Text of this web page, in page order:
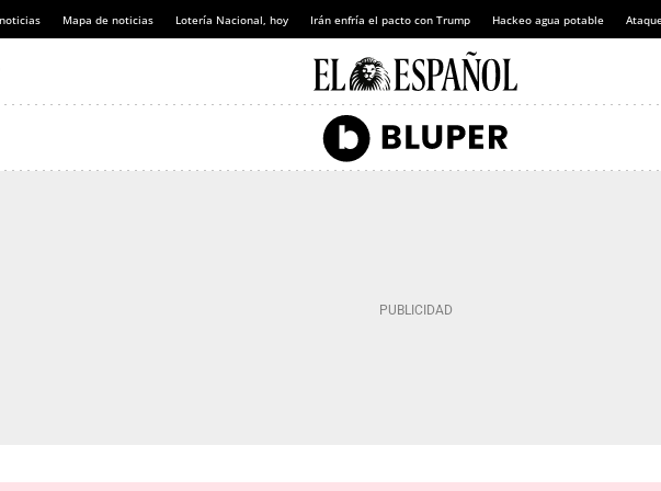
Mapa de noticias Lotería Nacional, hoy Irán enfría el pacto con Trump Hackeo agua potable